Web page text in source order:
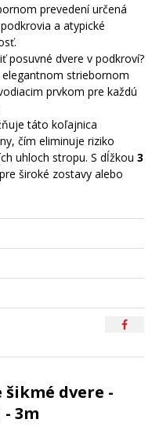
prevedení určená
a atypické
posuvné dvere v podkroví?
elegantnom striebornom
prvkom pre každú
táto koľajnica
čím eliminuje riziko
uhloch stropu. S dĺžkou 3
široké zostavy alebo
dvere -
3m